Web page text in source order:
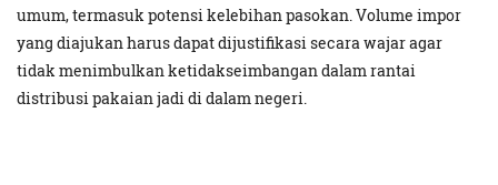
umum, termasuk potensi kelebihan pasokan. Volume impor
yang diajukan harus dapat dijustifikasi secara wajar agar
tidak menimbulkan ketidakseimbangan dalam rantai
distribusi pakaian jadi di dalam negeri.